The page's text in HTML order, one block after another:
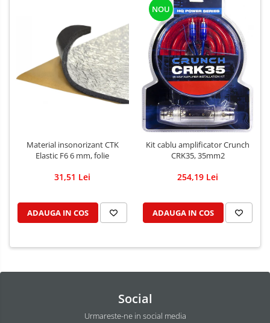
Material insonorizant CTK
Elastic F6 6 mm, folie
31,51 Lei
ADAUGA IN COS
NOU
Kit cablu amplificator Crunch
CRK35, 35mm2
254,19 Lei
ADAUGA IN COS
Social
Urmareste-ne in social media